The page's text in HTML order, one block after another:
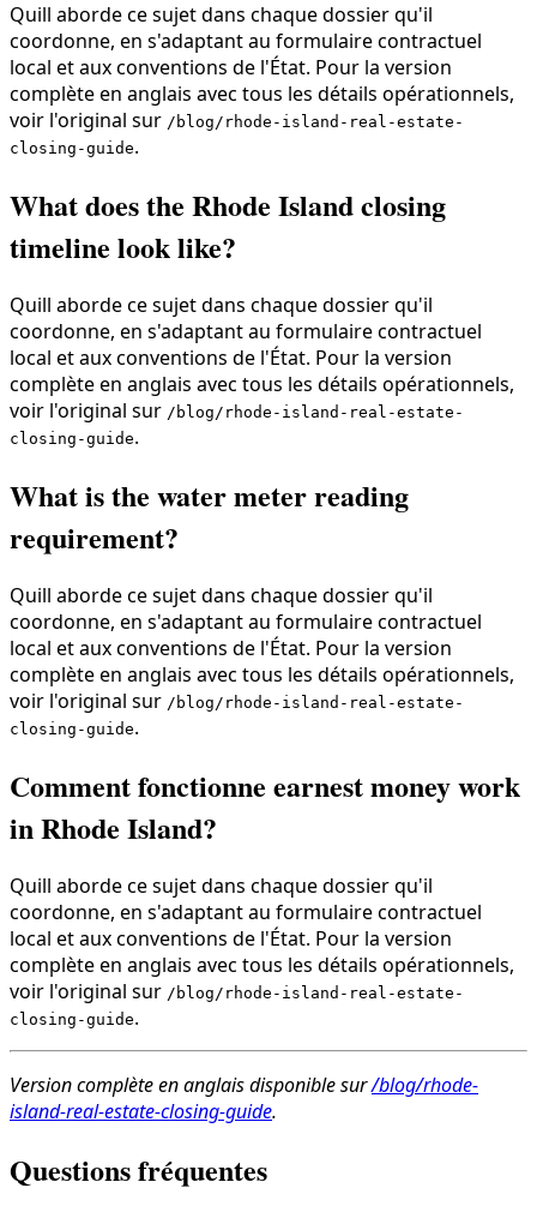
Quill aborde ce sujet dans chaque dossier qu'il
coordonne, en s'adaptant au formulaire contractuel
local et aux conventions de l'État. Pour la version
complète en anglais avec tous les détails opérationnels,
voir l'original sur /blog/rhode-island-real-estate-
closing-guide.
What does the Rhode Island closing
timeline look like?
Quill aborde ce sujet dans chaque dossier qu'il
coordonne, en s'adaptant au formulaire contractuel
local et aux conventions de l'État. Pour la version
complète en anglais avec tous les détails opérationnels,
voir l'original sur /blog/rhode-island-real-estate-
closing-guide.
What is the water meter reading
requirement?
Quill aborde ce sujet dans chaque dossier qu'il
coordonne, en s'adaptant au formulaire contractuel
local et aux conventions de l'État. Pour la version
complète en anglais avec tous les détails opérationnels,
voir l'original sur /blog/rhode-island-real-estate-
closing-guide.
Comment fonctionne earnest money work
in Rhode Island?
Quill aborde ce sujet dans chaque dossier qu'il
coordonne, en s'adaptant au formulaire contractuel
local et aux conventions de l'État. Pour la version
complète en anglais avec tous les détails opérationnels,
voir l'original sur /blog/rhode-island-real-estate-
closing-guide.
Version complète en anglais disponible sur/blog/rhode-
island-real-estate-closing-guide.
Questions fréquentes